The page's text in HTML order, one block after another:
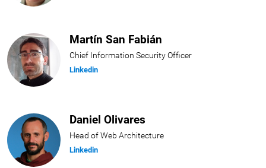
Martín San Fabián
Chief Information Security Officer
Linkedin
Daniel Olivares
Head of Web Architecture
Linkedin